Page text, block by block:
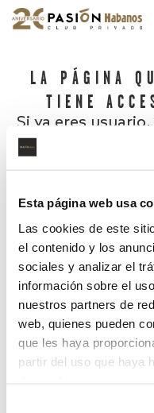
Esta página web usa
Las cookies de este
el contenido y los
sociales y analizar el
información sobre el
nuestros partners de
web, quienes pueden
que les haya
partir del uso que haya
LA PÁGINA
TIENE
Si ya eres
¿Has olvidado tu